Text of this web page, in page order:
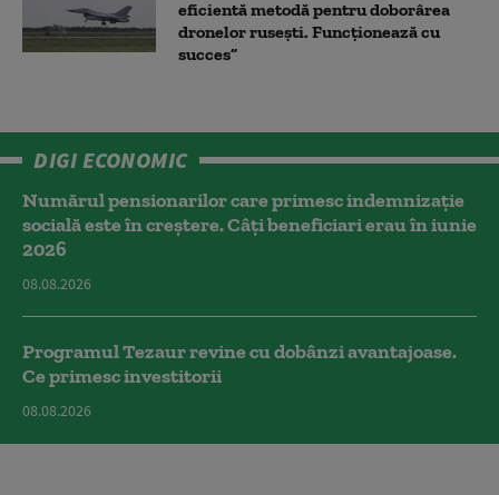
eficientă metodă pentru doborârea
dronelor rusești. Funcționează cu
succes”
DIGI ECONOMIC
Numărul pensionarilor care primesc indemnizaţie
socială este în creștere. Câți beneficiari erau în iunie
2026
08.08.2026
Programul Tezaur revine cu dobânzi avantajoase.
Ce primesc investitorii
08.08.2026